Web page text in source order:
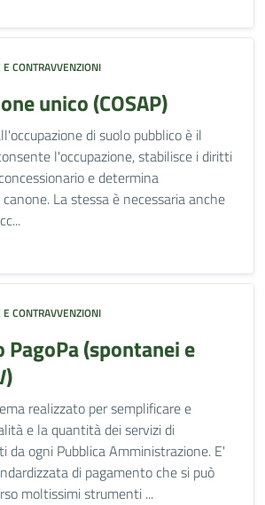
CONTRAVVENZIONI
unico (COSAP)
di suolo pubblico è il
l'occupazione, stabilisce i diritti
e determina
La stessa è necessaria anche
CONTRAVVENZIONI
PagoPa (spontanei e
realizzato per semplificare e
e la quantità dei servizi di
da ogni Pubblica Amministrazione. E'
di pagamento che si può
moltissimi strumenti ...